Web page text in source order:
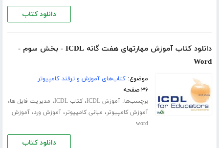
دانلود کتاب
دانلود کتاب آموزش مهارتهای هفت گانه ICDL - بخش سوم -
Word
موضوع:کتاب‌های آموزش و ترفند کامپیوتر
۳۶ صفحه
برچسب‌ها:آموزش ICDL ،کتاب ICDL ، مدیریت فایل ها،
آموزش کامپیوتر، مبانی کامپیوتر،آموزش ورد،آموزش
word
دانلود کتاب